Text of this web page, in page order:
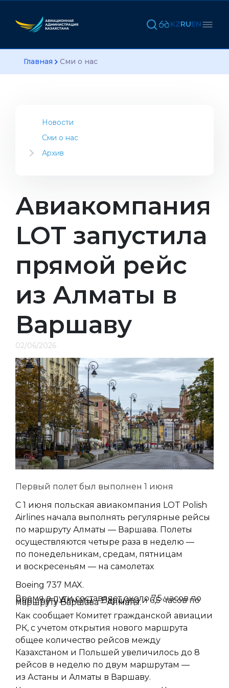
KZRUEN
Главная Сми о нас
Новости
Сми о нас
Архив
2020
2019
Авиакомпания
LOT запустила
прямой рейс
из Алматы в
Варшаву
02/06/2026
Первый полет был выполнен 1 июня
С 1 июня польская авиакомпания LOT Polish
Airlines начала выполнять регулярные рейсы
по маршруту Алматы — Варшава. Полеты
осуществляются четыре раза в неделю —
по понедельникам, средам, пятницам
и воскресеньям — на самолетах
Boeing 737 MAX.
Время в пути составляет около 7,5 часов по
маршруту Алматы – Варшава и 6,5 часов по
маршруту Варшава – Алматы.
Как сообщает Комитет гражданской авиации
РК, с учетом открытия нового маршрута
общее количество рейсов между
Казахстаном и Польшей увеличилось до 8
рейсов в неделю по двум маршрутам —
из Астаны и Алматы в Варшаву.